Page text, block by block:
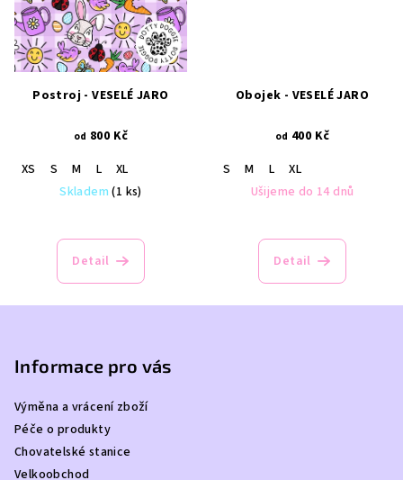
Postroj - VESELÉ JARO
od 800 Kč
XS
S M L
XL
Skladem(1 ks)
Detail
Obojek - VESELÉ JARO
od 400 Kč
S
M L
XL
Ušijeme do 14 dnů
Detail
Informace pro vás
Výměna a vrácení zboží
Péče o produkty
Chovatelské stanice
Velkoobchod